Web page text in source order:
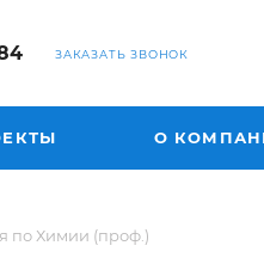
ЗАКАЗАТЬ ЗВОНОК
О
по Химии (проф.)